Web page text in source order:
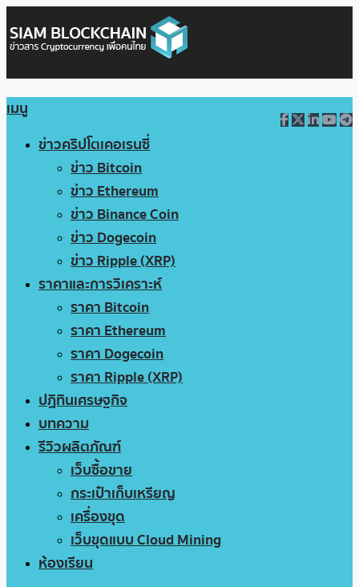
เมนู
ข่าวคริปโตเคอเรนซี่
ข่าว Bitcoin
ข่าว Ethereum
ข่าว Binance Coin
ข่าว Dogecoin
ข่าว Ripple (XRP)
ราคาและการวิเคราะห์
ราคา Bitcoin
ราคา Ethereum
ราคา Dogecoin
ราคา Ripple (XRP)
ปฏิทินเศรษฐกิจ
บทความ
รีวิวผลิตภัณฑ์
เว็บซื้อขาย
กระเป๋าเก็บเหรียญ
เครื่องขุด
เว็บขุดแบบ Cloud Mining
ห้องเรียน